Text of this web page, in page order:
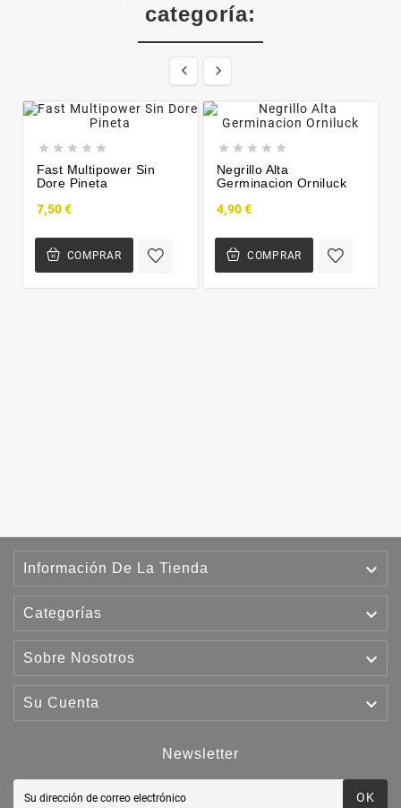
categoría:
 
    
Fast Multipower Sin
Dore Pineta
7,50 €
COMPRAR
    
Negrillo Alta
Germinacion Orniluck
4,90 €
COMPRAR
Información De La Tienda 
Categorías 
Sobre Nosotros 
Su Cuenta 
Newsletter
OK